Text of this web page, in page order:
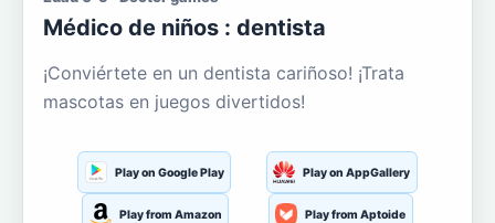
Médico de niños : dentista
¡Conviértete en un dentista cariñoso! ¡Trata
mascotas en juegos divertidos!
Play on Google Play Play on AppGallery
Play from Amazon Play from Aptoide